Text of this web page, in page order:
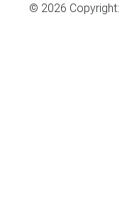
© 2026 Copyright: